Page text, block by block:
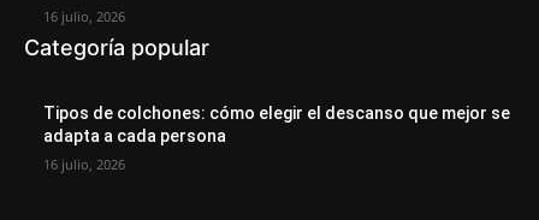
16 julio, 2026
Categoría popular
Tipos de colchones: cómo elegir el descanso que mejor se
adapta a cada persona
16 julio, 2026